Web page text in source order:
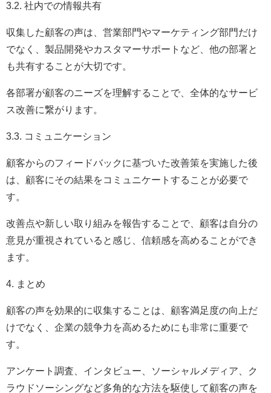
3.2. 社内での情報共有
収集した顧客の声は、営業部門やマーケティング部門だけ
でなく、製品開発やカスタマーサポートなど、他の部署と
も共有することが大切です。
各部署が顧客のニーズを理解することで、全体的なサービ
ス改善に繋がります。
3.3. コミュニケーション
顧客からのフィードバックに基づいた改善策を実施した後
は、顧客にその結果をコミュニケートすることが必要で
す。
改善点や新しい取り組みを報告することで、顧客は自分の
意見が重視されていると感じ、信頼感を高めることができ
ます。
4. まとめ
顧客の声を効果的に収集することは、顧客満足度の向上だ
けでなく、企業の競争力を高めるためにも非常に重要で
す。
アンケート調査、インタビュー、ソーシャルメディア、ク
ラウドソーシングなど多角的な方法を駆使して顧客の声を